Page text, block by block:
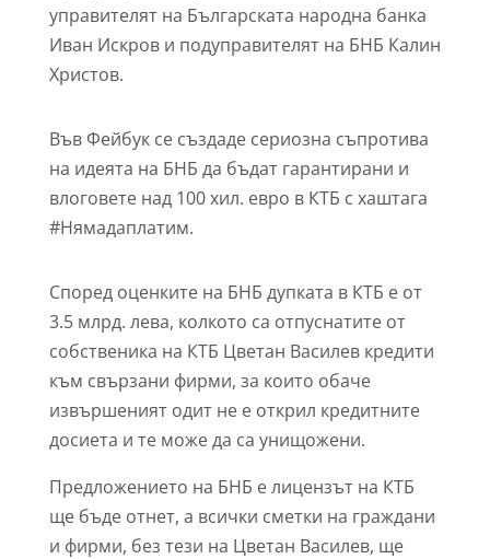
управителят на Българската народна банка
Иван Искров и подуправителят на БНБ Калин
Христов.
Във Фейбук се създаде сериозна съпротива
на идеята на БНБ да бъдат гарантирани и
влоговете над 100 хил. евро в КТБ с хаштага
#‎Нямадаплатим.
Според оценките на БНБ дупката в КТБ е от
3.5 млрд. лева, колкото са отпуснатите от
собственика на КТБ Цветан Василев кредити
към свързани фирми, за които обаче
извършеният одит не е открил кредитните
досиета и те може да са унищожени.
Предложението на БНБ е лицензът на КТБ
ще бъде отнет, а всички сметки на граждани
и фирми, без тези на Цветан Василев, ще